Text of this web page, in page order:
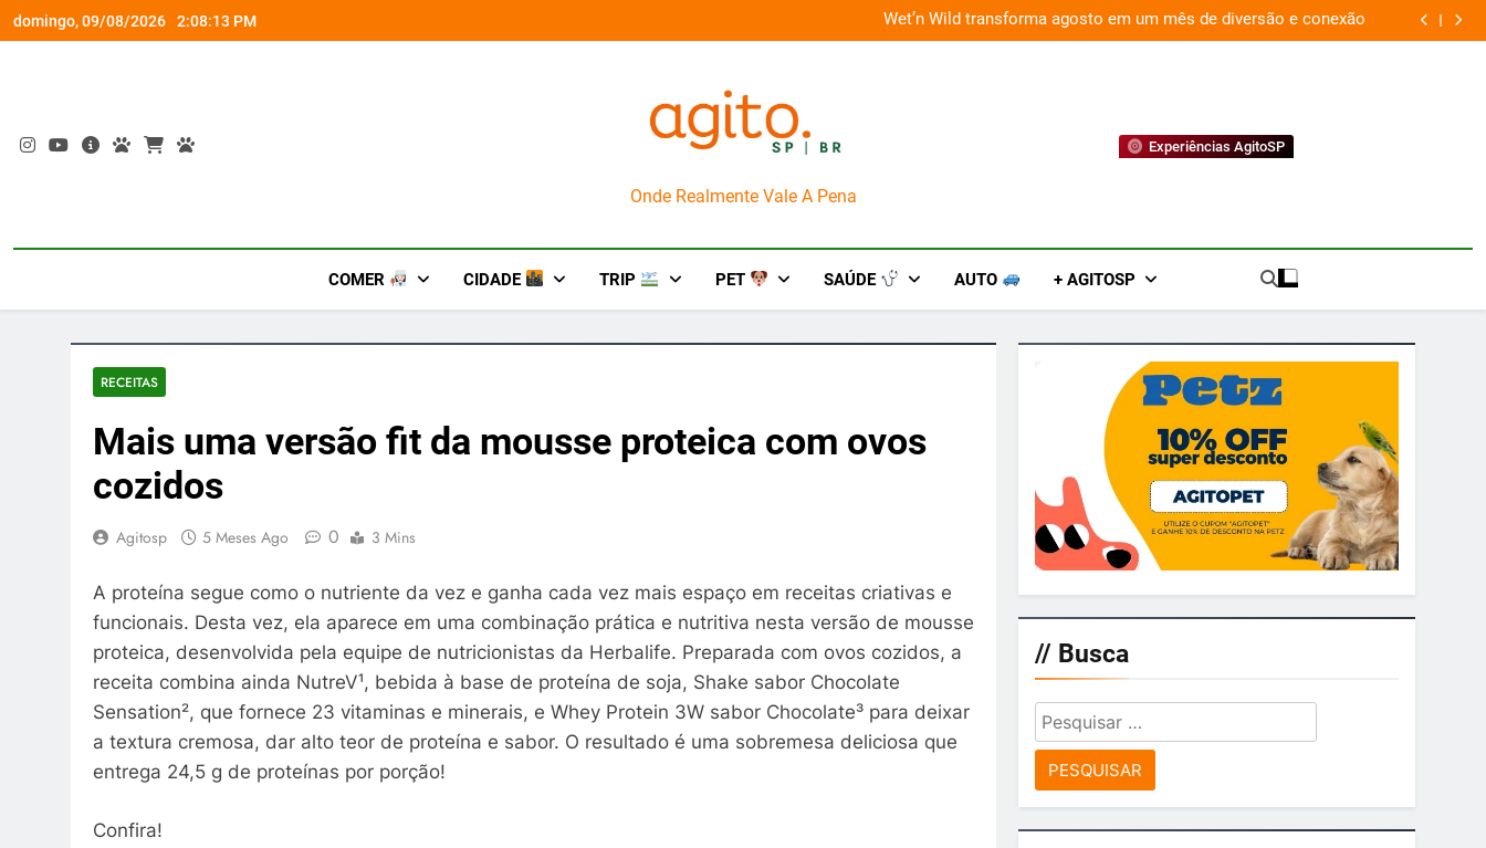
Skip
to
domingo, 09/08/2026 2:08:14 PM
viagem exclusiva Wet’n Wild transforma agosto em um mês de diversão e conexão
AgitoSP
Onde Realmente Vale A Pena
Experiências AgitoSP
COMER CIDADE TRIP PET SAÚDE AUTO + AGITOSP
RECEITAS
Mais uma versão fit da mousse proteica com ovos
cozidos
Agitosp 5 Meses Ago 0 3 Mins
A proteína segue como o nutriente da vez e ganha cada vez mais espaço em receitas criativas e
funcionais. Desta vez, ela aparece em uma combinação prática e nutritiva nesta versão de mousse
proteica, desenvolvida pela equipe de nutricionistas da Herbalife. Preparada com ovos cozidos, a
receita combina ainda NutreV¹, bebida à base de proteína de soja, Shake sabor Chocolate
Sensation², que fornece 23 vitaminas e minerais, e Whey Protein 3W sabor Chocolate³ para deixar
a textura cremosa, dar alto teor de proteína e sabor. O resultado é uma sobremesa deliciosa que
entrega 24,5 g de proteínas por porção!
Confira!
// Busca
Pesquisar
por: